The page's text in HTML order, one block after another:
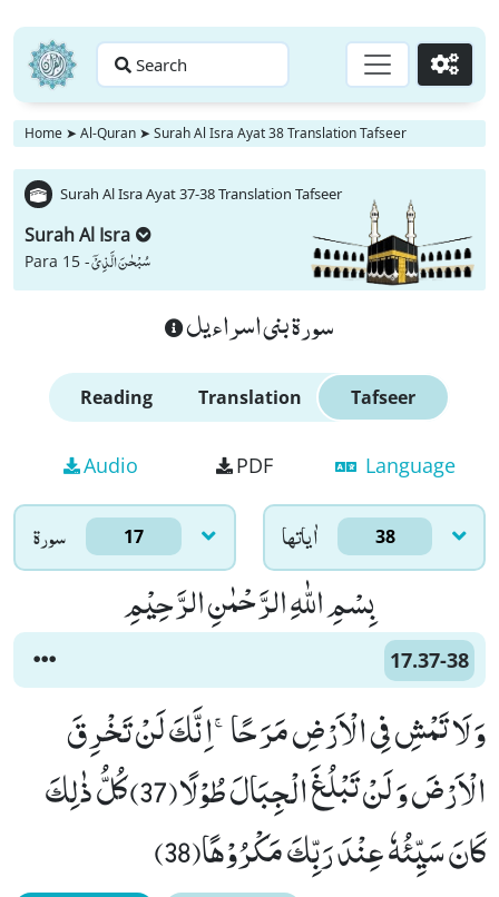
Search Go
Home ➤ Al-Quran ➤ Surah Al Isra Ayat 38 Translation Tafseer
Surah Al Isra Ayat 37-38 Translation Tafseer
Surah Al Isra
Para 15 -سُبْحٰنَ الَّذِیْۤ
سورة بنى اسراءيل
Reading Translation Tafseer
Audio PDF Language
سورۃ 17 اٰياتها 38
بِسْمِ اللّٰهِ الرَّحْمٰنِ الرَّحِیْمِ
17.37-38
وَ لَا تَمْشِ فِی الْاَرْضِ مَرَحًاۚ-اِنَّكَ لَنْ تَخْرِقَ
الْاَرْضَ وَ لَنْ تَبْلُغَ الْجِبَالَ طُوْلًا(37) كُلُّ ذٰلِكَ
كَانَ سَیِّئُهٗ عِنْدَ رَبِّكَ مَكْرُوْهًا(38)